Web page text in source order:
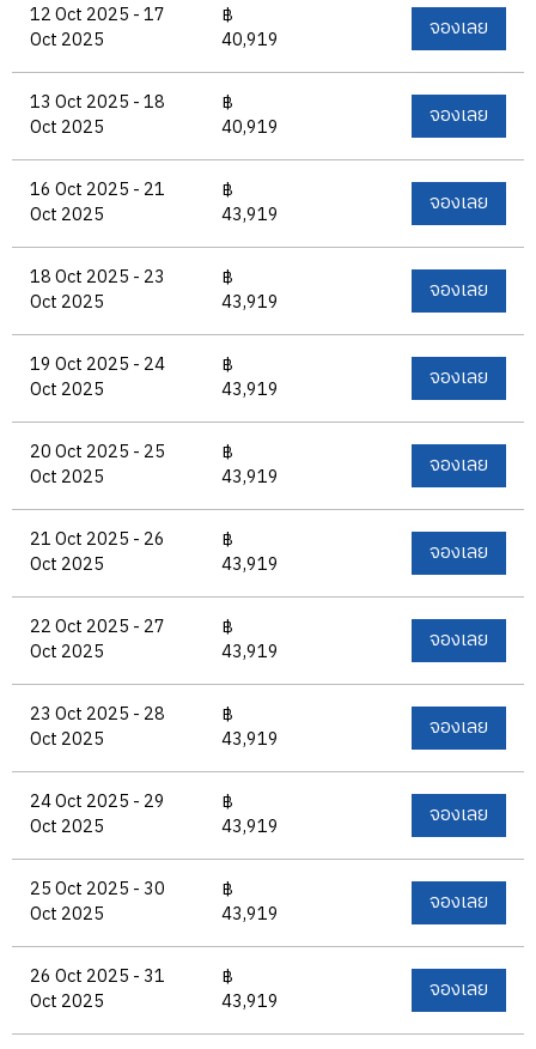
12 Oct 2025 - 17
Oct 2025
฿
40,919
จองเลย
13 Oct 2025 - 18
Oct 2025
฿
40,919
จองเลย
16 Oct 2025 - 21
Oct 2025
฿
43,919
จองเลย
18 Oct 2025 - 23
Oct 2025
฿
43,919
จองเลย
19 Oct 2025 - 24
Oct 2025
฿
43,919
จองเลย
20 Oct 2025 - 25
Oct 2025
฿
43,919
จองเลย
21 Oct 2025 - 26
Oct 2025
฿
43,919
จองเลย
22 Oct 2025 - 27
Oct 2025
฿
43,919
จองเลย
23 Oct 2025 - 28
Oct 2025
฿
43,919
จองเลย
24 Oct 2025 - 29
Oct 2025
฿
43,919
จองเลย
25 Oct 2025 - 30
Oct 2025
฿
43,919
จองเลย
26 Oct 2025 - 31
Oct 2025
฿
43,919
จองเลย